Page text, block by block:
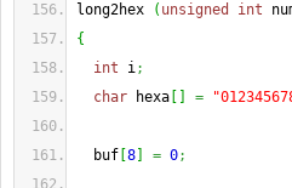
long2hex
( unsigned int
{
int i;
char hexa =
buf 8 = 0;